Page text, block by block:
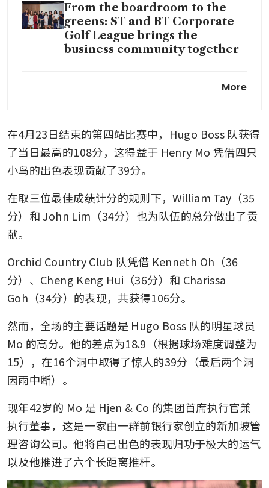
From the boardroom to the
greens: ST and BT Corporate
Golf League brings the
business community together
ST-BT Corporate Golf League
More
在4月23日结束的第四站比赛中，Hugo Boss 队获得
了当日最高的108分，这得益于 Henry Mo 凭借四只
小鸟的出色表现贡献了39分。
在取三位最佳成绩计分的规则下，William Tay（35
分）和 John Lim（34分）也为队伍的总分做出了贡
献。
Orchid Country Club 队凭借 Kenneth Oh（36
分）、Cheng Keng Hui（36分）和 Charissa
Goh（34分）的表现，共获得106分。
然而，全场的主要话题是 Hugo Boss 队的明星球员
Mo 的高分。他的差点为18.9（根据球场难度调整为
15），在16个洞中取得了惊人的39分（最后两个洞
因雨中断）。
现年42岁的 Mo 是 Hjen & Co 的集团首席执行官兼
执行董事，这是一家由一群前银行家创立的新加坡管
理咨询公司。他将自己出色的表现归功于极大的运气
以及他推进了六个长距离推杆。